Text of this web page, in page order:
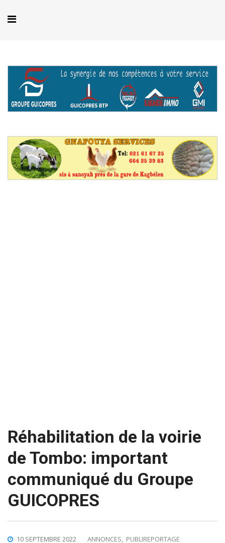
Réhabilitation de la voirie
de Tombo: important
communiqué du Groupe
GUICOPRES
10 SEPTEMBRE 2022 ANNONCES, PUBLIREPORTAGE